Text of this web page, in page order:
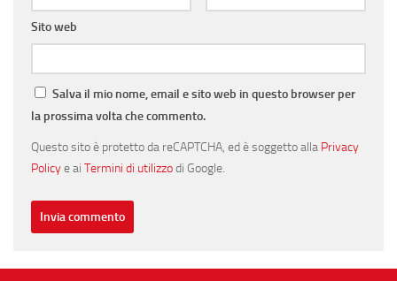
Sito web
Salva il mio nome, email e sito web in questo browser per
la prossima volta che commento.
Questo sito è protetto da reCAPTCHA, ed è soggetto alla Privacy
Policye ai Termini di utilizzodi Google.